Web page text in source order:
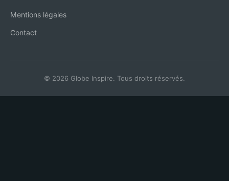
Mentions légales
Contact
© 2026 Globe Inspire. Tous droits réservés.